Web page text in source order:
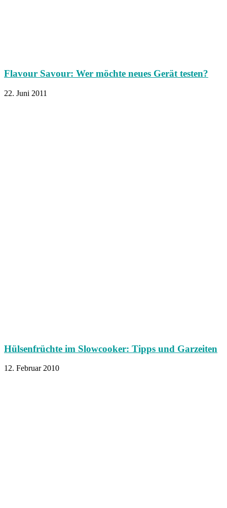
Flavour Savour: Wer möchte neues Gerät testen?
22. Juni 2011
Hülsenfrüchte im Slowcooker: Tipps und Garzeiten
12. Februar 2010